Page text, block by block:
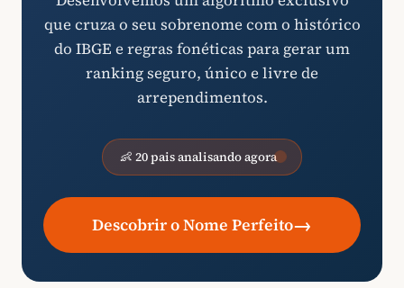
que cruza o seu sobrenome com o histórico
do IBGE e regras fonéticas para gerar um
ranking seguro, único e livre de
arrependimentos.
👶 20 pais analisando agora
Descobrir o Nome Perfeito→